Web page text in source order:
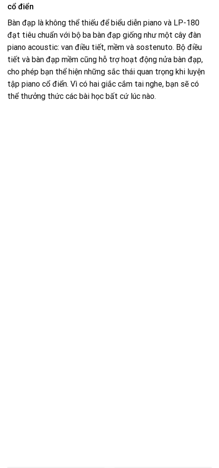
cổ điển
Bàn đạp là không thể thiếu để biểu diễn piano và LP-180
đạt tiêu chuẩn với bộ ba bàn đạp giống như một cây đàn
piano acoustic: van điều tiết, mềm và sostenuto. Bộ điều
tiết và bàn đạp mềm cũng hỗ trợ hoạt động nửa bàn đạp,
cho phép bạn thể hiện những sắc thái quan trọng khi luyện
tập piano cổ điển. Vì có hai giắc cắm tai nghe, bạn sẽ có
thể thưởng thức các bài học bất cứ lúc nào.